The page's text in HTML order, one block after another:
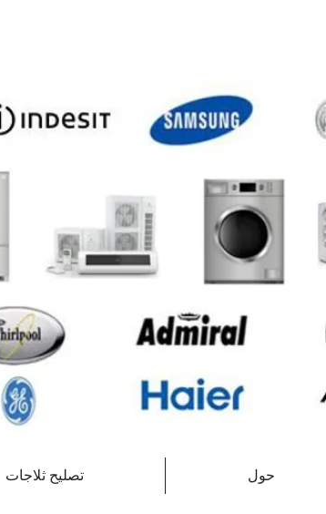
تصليح ثلاجات حول